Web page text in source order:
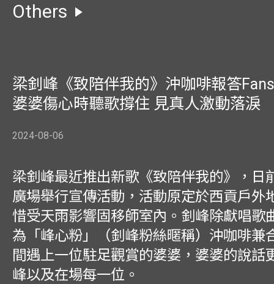
Others
梁釗峰《致陪伴我的》沖咖啡報答
婆婆傷心時聽歌撐住 見真人激動落淚
2024-08-06
梁釗峰最近推出新歌《致陪伴我的》，日
廣場舉行宣傳活動，活動原定於西貢戶外
惜受天雨影響固移師室內。釗峰除獻唱歌
為「峰心粉」（釗峰粉絲暱稱）沖咖啡兼
間遇上一位駐足觀賞的婆婆，婆婆的說話
峰以及在場每一位。